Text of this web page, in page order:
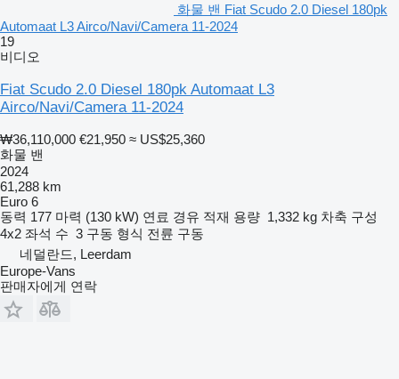
화물 밴 Fiat Scudo 2.0 Diesel 180pk
Automaat L3 Airco/Navi/Camera 11-2024
19
비디오
Fiat Scudo 2.0 Diesel 180pk Automaat L3
Airco/Navi/Camera 11-2024
₩36,110,000 €21,950 ≈ US$25,360
화물 밴
2024
61,288 km
Euro 6
동력 177 마력 (130 kW) 연료 경유 적재 용량 1,332 kg 차축 구성
4x2 좌석 수 3 구동 형식 전륜 구동
네덜란드, Leerdam
Europe-Vans
판매자에게 연락